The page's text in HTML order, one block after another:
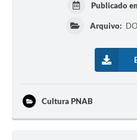
Publicado
Arquivo:
Cultura PNAB